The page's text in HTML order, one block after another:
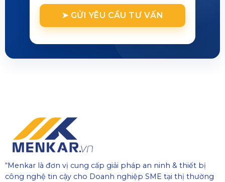
“Menkar là đơn vị cung cấp giải pháp an ninh & thiết bị
công nghệ tin cậy cho Doanh nghiệp SME tại thị thường